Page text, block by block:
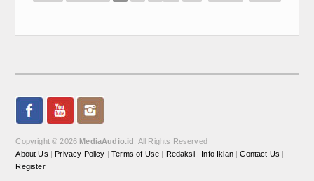
Copyright © 2026 MediaAudio.id . All Rights Reserved
About Us | Privacy Policy |Terms of Use | Redaksi| Info Iklan|Contact Us |
Register